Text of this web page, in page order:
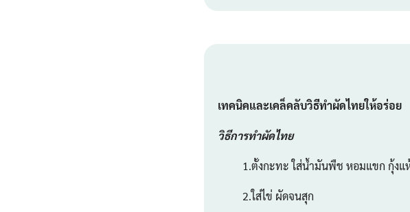
เทคนิคและเคล็คลับวิธีทำผัดไทยให้อร่อย
วิธีการทำผัดไทย
1.ตั้งกะทะ ใส่น้ำมันพืช หอมแขก กุ้งแห้
2.ใส่ไข่ ผัดจนสุก